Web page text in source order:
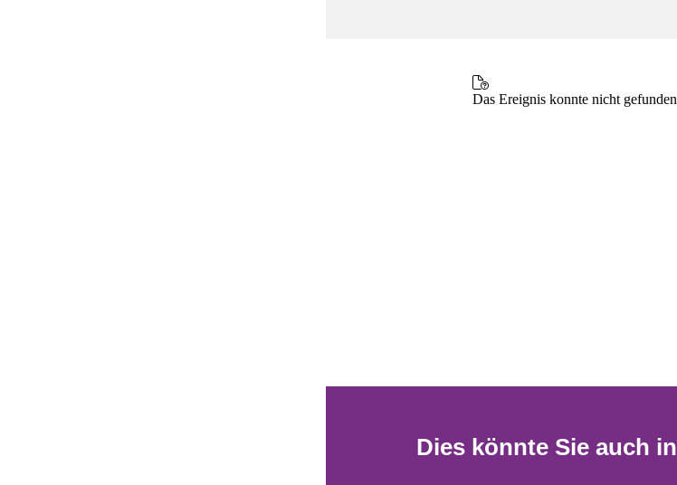
Dies könnte Sie auch